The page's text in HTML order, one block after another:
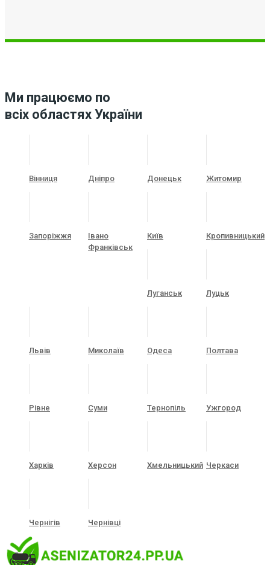
Ми працюємо по
всіх областях України
Вінниця Дніпро Донецьк Житомир
Запоріжжя
Івано
Франківськ
Київ Кропивницький
Луганськ Луцьк
Львів Миколаїв Одеса Полтава
Рівне Суми Тернопіль Ужгород
Харків Херсон Хмельницький Черкаси
Чернігів Чернівці